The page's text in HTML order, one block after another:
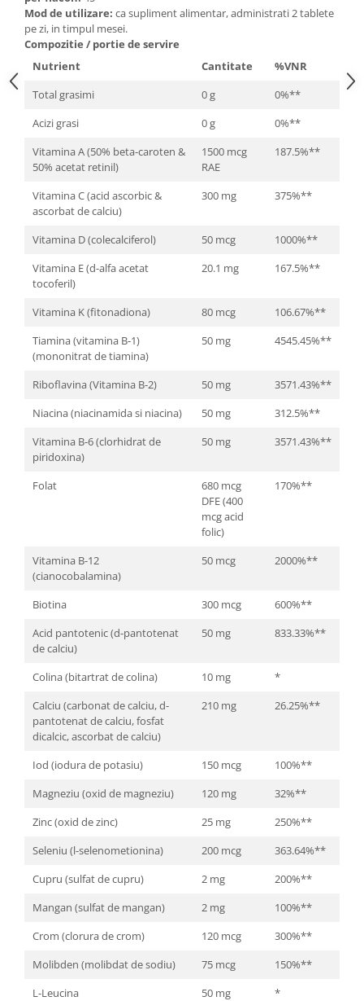
Mod de utilizare: ca supliment alimentar, administrati 2 tablete
pe zi, in timpul mesei.
Compozitie / portie de servire
Nutrient
Cantitate
%VNR
Total grasimi
0 g
0%**
Acizi grasi
0 g
0%**
Vitamina A (50% beta-caroten &
50% acetat retinil)
1500 mcg
RAE
187.5%**
Vitamina C (acid ascorbic &
ascorbat de calciu)
300 mg 375%**
Vitamina D (colecalciferol) 50 mcg
1000%**
Vitamina E (d-alfa acetat
tocoferil)
20.1 mg 167.5%**
Vitamina K (fitonadiona) 80 mcg
106.67%**
Tiamina (vitamina B-1)
(mononitrat de tiamina)
50 mg 4545.45%**
Riboflavina (Vitamina B-2) 50 mg
3571.43%**
Niacina (niacinamida si niacina)
50 mg
312.5%**
Vitamina B-6 (clorhidrat de
piridoxina)
50 mg 3571.43%**
Folat
680 mcg
DFE (400
mcg acid
folic)
170%**
Vitamina B-12
(cianocobalamina)
50 mcg 2000%**
Biotina 300 mcg
600%**
Acid pantotenic (d-pantotenat
de calciu)
50 mg 833.33%**
Colina (bitartrat de colina) 10 mg
*
Calciu (carbonat de calciu, d-
pantotenat de calciu, fosfat
dicalcic, ascorbat de calciu)
210 mg 26.25%**
Iod (iodura de potasiu) 150 mcg
100%**
Magneziu (oxid de magneziu)
120 mg
32%**
Zinc (oxid de zinc)
25 mg
250%**
Seleniu (l-selenometionina)
200 mcg
363.64%**
Cupru (sulfat de cupru)
2 mg
200%**
Mangan (sulfat de mangan)
2 mg
100%**
Crom (clorura de crom)
120 mcg
300%**
Molibden (molibdat de sodiu)
75 mcg
150%**
L-Leucina
50 mg
*